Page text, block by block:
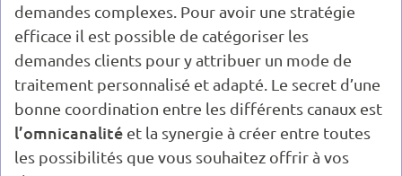
demandes complexes. Pour avoir une stratégie
efficace il est possible de catégoriser les
demandes clients pour y attribuer un mode de
traitement personnalisé et adapté. Le secret d’une
bonne coordination entre les différents canaux est
l’omnicanalité et la synergie à créer entre toutes
les possibilités que vous souhaitez offrir à vos